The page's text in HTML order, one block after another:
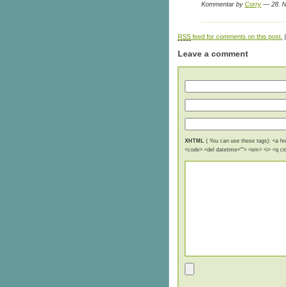
Kommentar by Corry — 28.
RSS feed for comments on this post. |
Leave a comment
XHTML ( You can use these tags): <a
<code> <del datetime=""> <em> <i> <q